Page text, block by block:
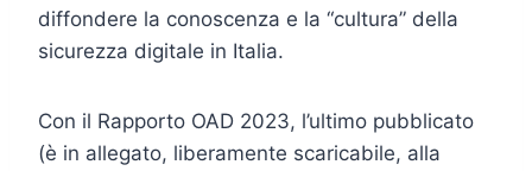
diffondere la conoscenza e la “cultura” della
sicurezza digitale in Italia.
Con il Rapporto OAD 2023, l’ultimo pubblicato
(è in allegato, liberamente scaricabile, alla